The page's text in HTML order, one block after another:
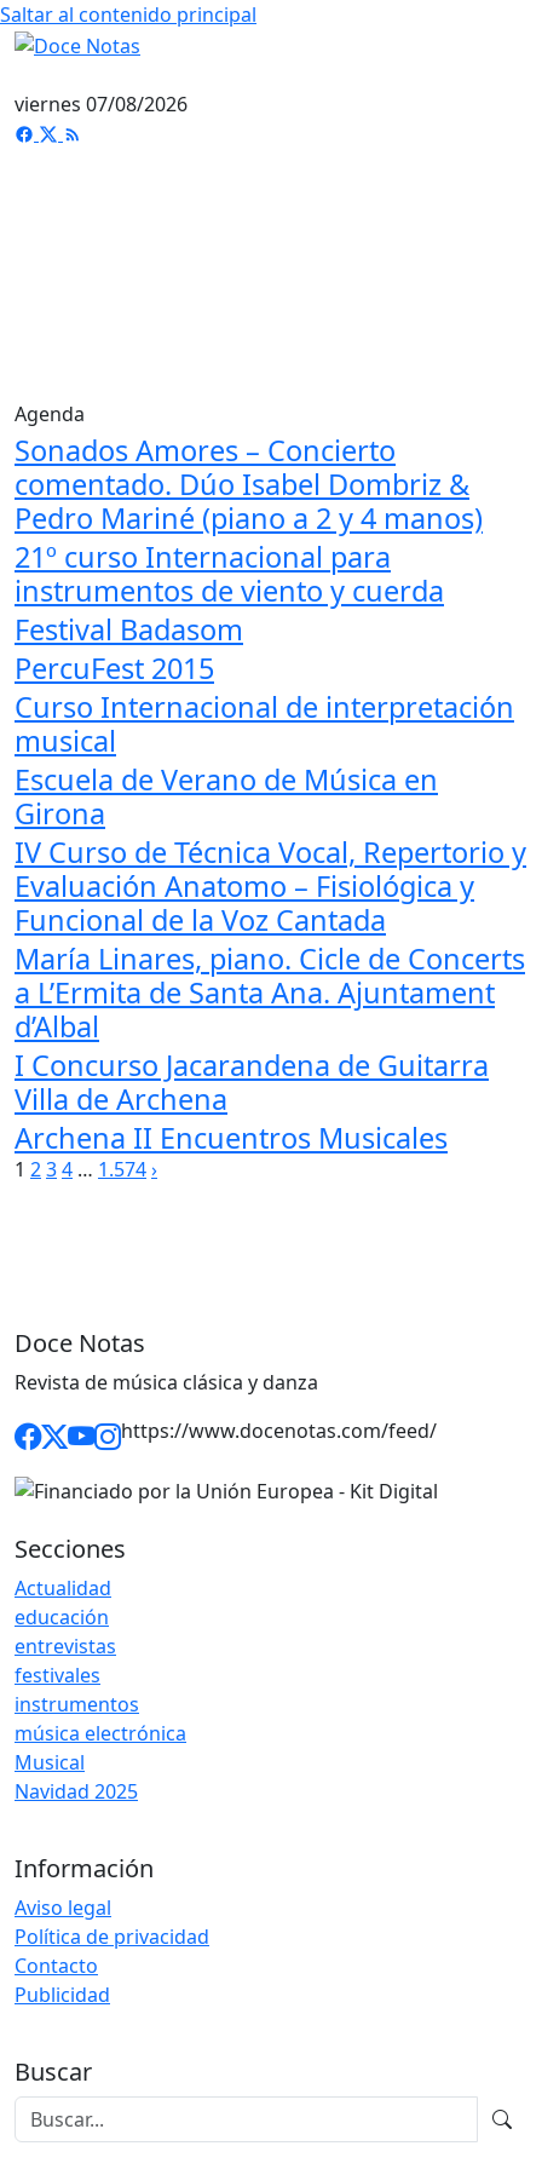
Saltar al contenido principal
viernes 07/08/2026
Agenda
Sonados Amores – Concierto
comentado. Dúo Isabel Dombriz &
Pedro Mariné (piano a 2 y 4 manos)
21º curso Internacional para
instrumentos de viento y cuerda
Festival Badasom
PercuFest 2015
Curso Internacional de interpretación
musical
Escuela de Verano de Música en
Girona
IV Curso de Técnica Vocal, Repertorio y
Evaluación Anatomo – Fisiológica y
Funcional de la Voz Cantada
María Linares, piano. Cicle de Concerts
a L’Ermita de Santa Ana. Ajuntament
d’Albal
I Concurso Jacarandena de Guitarra
Villa de Archena
Archena II Encuentros Musicales
Paginación
1 234 … 1.574›
Doce Notas
Revista de música clásica y danza
https://www.docenotas.com/feed/
Secciones
Actualidad
educación
entrevistas
festivales
instrumentos
música electrónica
Musical
Navidad 2025
Información
Aviso legal
Política de privacidad
Contacto
Publicidad
Buscar